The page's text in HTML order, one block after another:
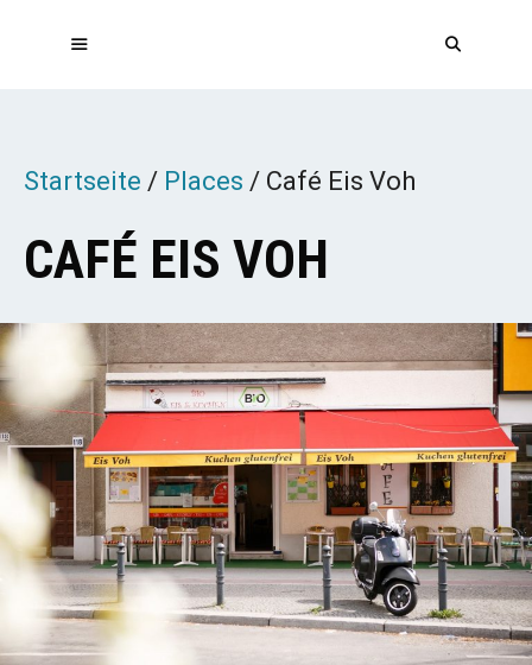
Startseite / Places / Café Eis Voh
CAFÉ EIS VOH